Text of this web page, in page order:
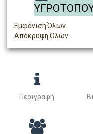
Εμφάνιση Όλων
Απόκρυψη Όλων
Περιγραφή